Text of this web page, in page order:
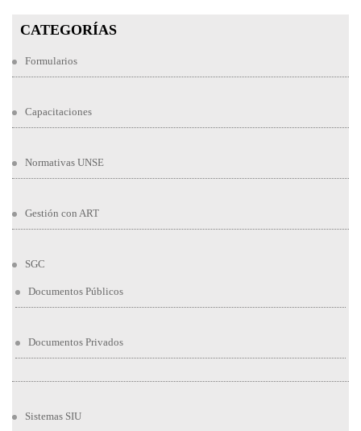
CATEGORÍAS
Formularios
Capacitaciones
Normativas UNSE
Gestión con ART
SGC
Documentos Públicos
Documentos Privados
Sistemas SIU